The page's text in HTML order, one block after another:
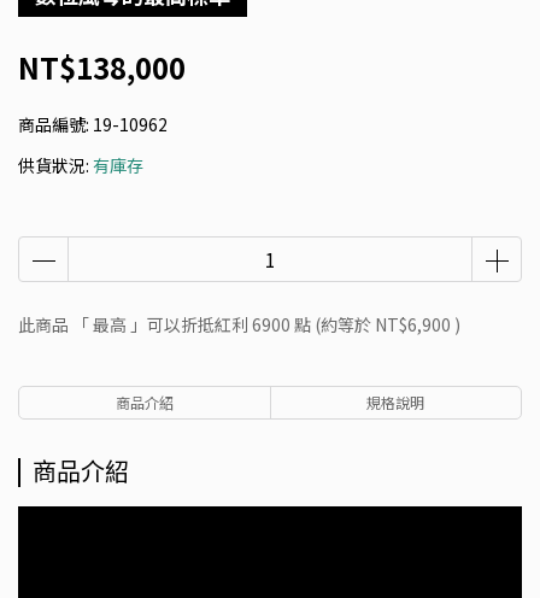
NT$138,000
商品編號: 19-10962
供貨狀況: 有庫存
此商品 「 最高 」可以折抵紅利 6900 點 (約等於 NT$6,900 )
商品介紹 規格說明
商品介紹